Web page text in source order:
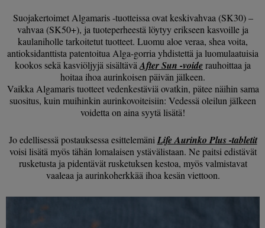
Suojakertoimet Algamaris -tuotteissa ovat keskivahvaa (SK30) –
vahvaa (SK50+), ja tuoteperheestä löytyy erikseen kasvoille ja
kaulaniholle tarkoitetut tuotteet. Luomu aloe veraa, shea voita,
antioksidanttista patentoitua Alga-gorria yhdistettä ja luomulaatuisia
kookos sekä kasviöljyjä sisältäväAfter Sun -voiderauhoittaa ja
hoitaa ihoa aurinkoisen päivän jälkeen.
Vaikka Algamaris tuotteet vedenkestäviä ovatkin, pätee näihin sama
suositus, kuin muihinkin aurinkovoiteisiin: Vedessä oleilun jälkeen
voidetta on aina syytä lisätä!
Jo edellisessä postauksessa esittelemäni Life Aurinko Plus -tabletit
voisi lisätä myös tähän lomalaisen ystävälistaan. Ne paitsi edistävät
rusketusta ja pidentävät rusketuksen kestoa, myös valmistavat
vaaleaa ja aurinkoherkkää ihoa kesän viettoon.